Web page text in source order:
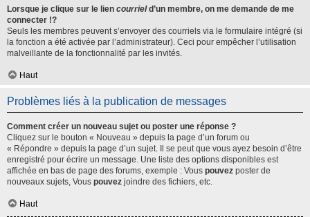
Lorsque je clique sur le lien courrield’un membre, on me demande de me
connecter !?
Seuls les membres peuvent s’envoyer des courriels via le formulaire intégré (si
la fonction a été activée par l’administrateur). Ceci pour empêcher l’utilisation
malveillante de la fonctionnalité par les invités.
Haut
Problèmes liés à la publication de messages
Comment créer un nouveau sujet ou poster une réponse ?
Cliquez sur le bouton « Nouveau » depuis la page d’un forum ou
« Répondre » depuis la page d’un sujet. Il se peut que vous ayez besoin d’être
enregistré pour écrire un message. Une liste des options disponibles est
affichée en bas de page des forums, exemple : Vous pouvez poster de
nouveaux sujets, Vous pouvez joindre des fichiers, etc.
Haut